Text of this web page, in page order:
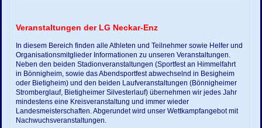
Veranstaltungen der LG Neckar-Enz
In diesem Bereich finden alle Athleten und Teilnehmer sowie Helfer und
Organisationsmitglieder Informationen zu unseren Veranstaltungen.
Neben den beiden Stadionveranstaltungen (Sportfest an Himmelfahrt
in Bönnigheim, sowie das Abendsportfest abwechselnd in Besigheim
oder Bietigheim) und den beiden Laufveranstaltungen (Bönnigheimer
Stromberglauf, Bietigheimer Silvesterlauf) übernehmen wir jedes Jahr
mindestens eine Kreisveranstaltung und immer wieder
Landesmeisterschaften. Abgerundet wird unser Wettkampfangebot mit
Nachwuchsveranstaltungen.